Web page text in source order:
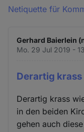
Netiquette für
Gerhard Baierlein
Mo. 29 Jul 2019 -
Derartig krass
Derartig krass
in den beiden
gehen auch